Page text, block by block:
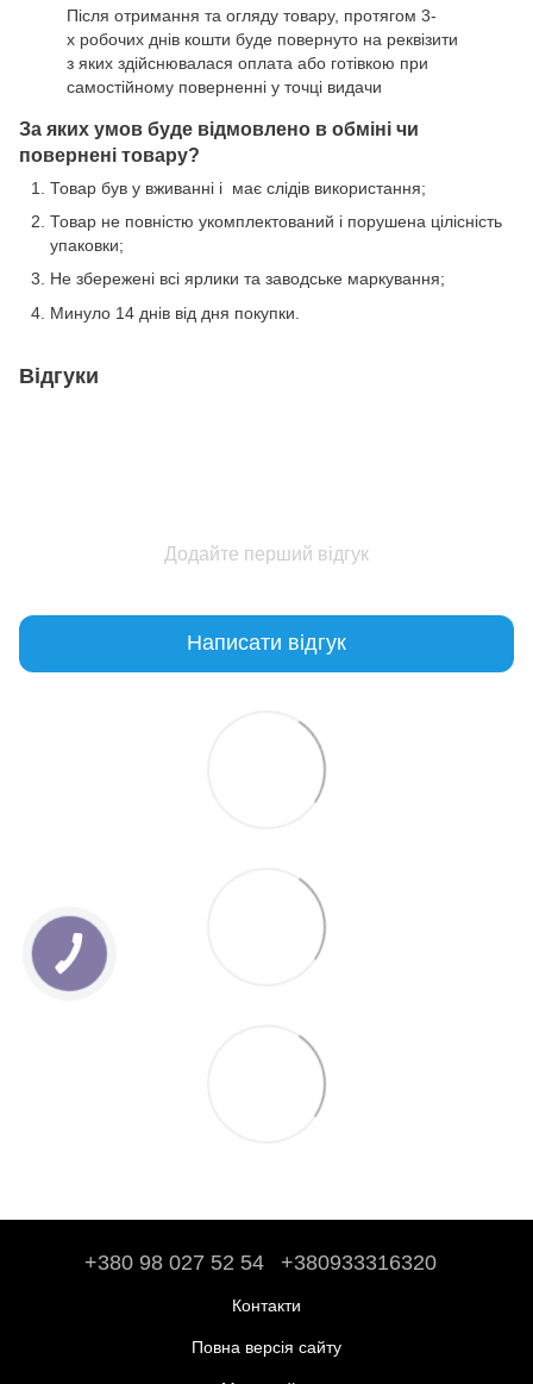
Після отримання та огляду товару, протягом 3-
х робочих днів кошти буде повернуто на реквізити
з яких здійснювалася оплата або готівкою при
самостійному поверненні у точці видачи
За яких умов буде відмовлено в обміні чи
повернені товару?
Товар був у вживанні і має слідів використання;
Товар не повністю укомплектований і порушена цілісність
упаковки;
Не збережені всі ярлики та заводське маркування;
Минуло 14 днів від дня покупки.
Відгуки
Додайте перший відгук
Написати відгук
+380 98 027 52 54 +380933316320
Контакти
Повна версія сайту